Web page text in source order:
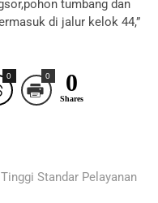
tumbang dan
di jalur kelok 44,”
0 0 0
Shares
Standar Pelayanan